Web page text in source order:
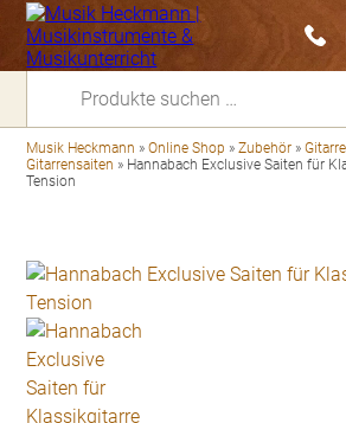
Musik Heckmann »Online Shop »Zubehör »
Gitarrensaiten » Hannabach Exclusive Saiten für
Tension